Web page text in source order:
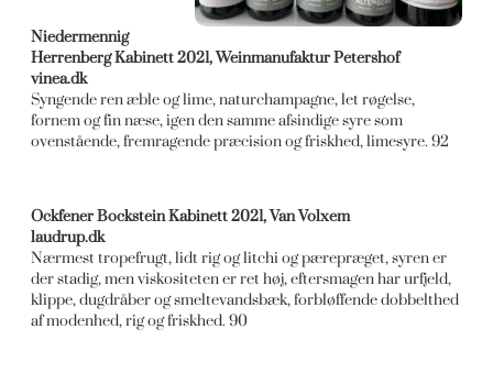
Niedermennig
Herrenberg Kabinett 2021, Weinmanufaktur Petershof
vinea.dk
Syngende ren æble og lime, naturchampagne, let røgelse,
fornem og fin næse, igen den samme afsindige syre som
ovenstående, fremragende præcision og friskhed, limesyre. 92
Ockfener Bockstein Kabinett 2021, Van Volxem
laudrup.dk
Nærmest tropefrugt, lidt rig og litchi og pærepræget, syren er
der stadig, men viskositeten er ret høj, eftersmagen har urfjeld,
klippe, dugdråber og smeltevandsbæk, forbløffende dobbelthed
af modenhed, rig og friskhed. 90